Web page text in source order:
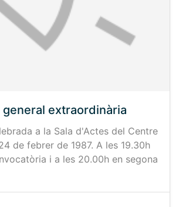
extraordinària
a la Sala d'Actes del Centre
de febrer de 1987. A les 19.30h
i a les 20.00h en segona